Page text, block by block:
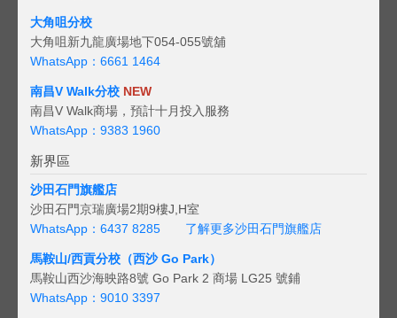
大角咀分校
大角咀新九龍廣場地下054-055號舖
WhatsApp：6661 1464
南昌V Walk分校 NEW
南昌V Walk商場，預計十月投入服務
WhatsApp：9383 1960
新界區
沙田石門旗艦店
沙田石門京瑞廣場2期9樓J,H室
WhatsApp：6437 8285
了解更多沙田石門旗艦店
馬鞍山/西貢分校（西沙 Go Park）
馬鞍山西沙海映路8號 Go Park 2 商場 LG25 號鋪
WhatsApp：9010 3397